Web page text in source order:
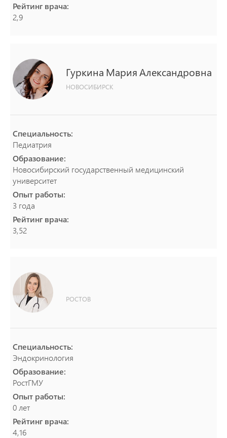
Рейтинг врача:
2,9
Гуркина МарияАлександровна
НОВОСИБИРСК
Специальность:
Педиатрия
Образование:
Новосибирский государственный медицинский
университет
Опыт работы:
3 года
Рейтинг врача:
3,52
РОСТОВ
Специальность:
Эндокринология
Образование:
РостГМУ
Опыт работы:
0 лет
Рейтинг врача:
4,16